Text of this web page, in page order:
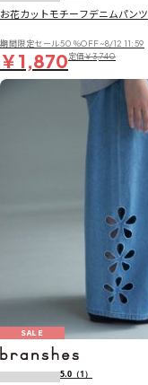
お花カットモチーフデニムパンツ
期間限定セール50％OFF~8/12 11:59
￥1,870定価￥3,740
SALE
5.0 （1）